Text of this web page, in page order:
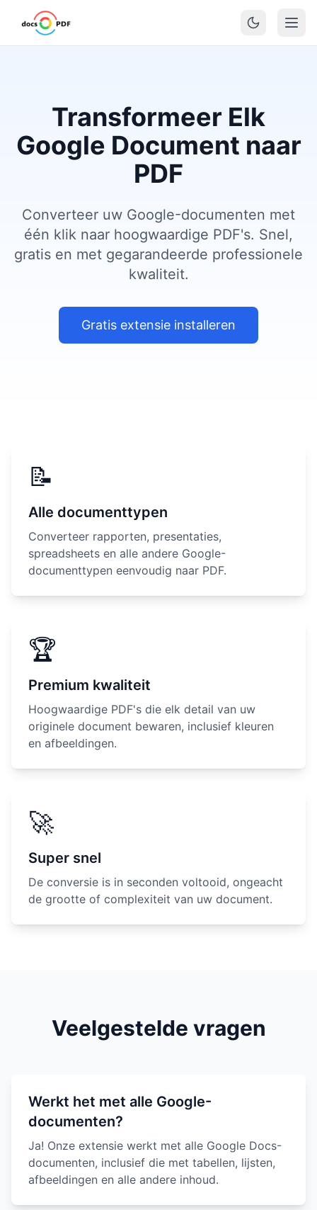
Transformeer Elk
Google Document naar
PDF
Converteer uw Google-documenten met
één klik naar hoogwaardige PDF's. Snel,
gratis en met gegarandeerde professionele
kwaliteit.
Gratis extensie installeren
📝
Alle documenttypen
Converteer rapporten, presentaties,
spreadsheets en alle andere Google-
documenttypen eenvoudig naar PDF.
🏆
Premium kwaliteit
Hoogwaardige PDF's die elk detail van uw
originele document bewaren, inclusief kleuren
en afbeeldingen.
🚀
Super snel
De conversie is in seconden voltooid, ongeacht
de grootte of complexiteit van uw document.
Veelgestelde vragen
Werkt het met alle Google-
documenten?
Ja! Onze extensie werkt met alle Google Docs-
documenten, inclusief die met tabellen, lijsten,
afbeeldingen en alle andere inhoud.